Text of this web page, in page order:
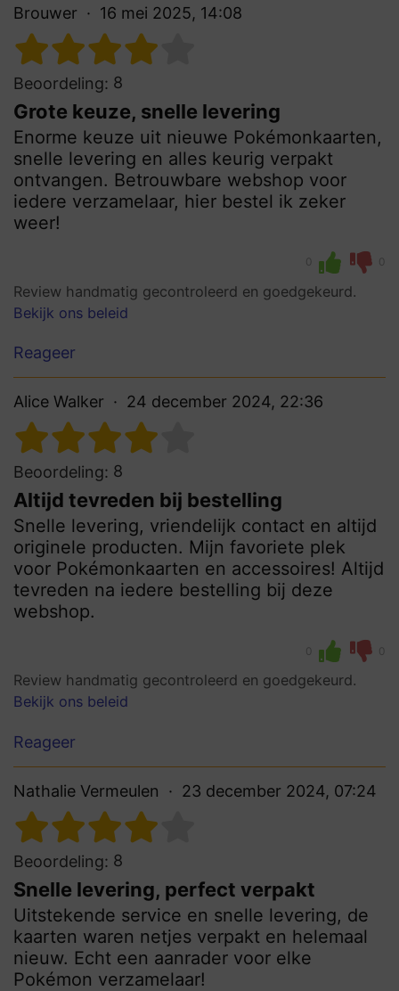
Brouwer 16 mei 2025, 14:08
Beoordeling: 8
Grote keuze, snelle levering
Enorme keuze uit nieuwe Pokémonkaarten,
snelle levering en alles keurig verpakt
ontvangen. Betrouwbare webshop voor
iedere verzamelaar, hier bestel ik zeker
weer!
0 0
Review handmatig gecontroleerd en goedgekeurd.
Bekijk ons beleid
Reageer
Alice Walker 24 december 2024, 22:36
Beoordeling: 8
Altijd tevreden bij bestelling
Snelle levering, vriendelijk contact en altijd
originele producten. Mijn favoriete plek
voor Pokémonkaarten en accessoires! Altijd
tevreden na iedere bestelling bij deze
webshop.
0 0
Review handmatig gecontroleerd en goedgekeurd.
Bekijk ons beleid
Reageer
Nathalie Vermeulen 23 december 2024, 07:24
Beoordeling: 8
Snelle levering, perfect verpakt
Uitstekende service en snelle levering, de
kaarten waren netjes verpakt en helemaal
nieuw. Echt een aanrader voor elke
Pokémon verzamelaar!